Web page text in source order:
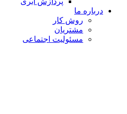
درباره ما
روش کار
مشتریان
مسئولیت اجتماعی